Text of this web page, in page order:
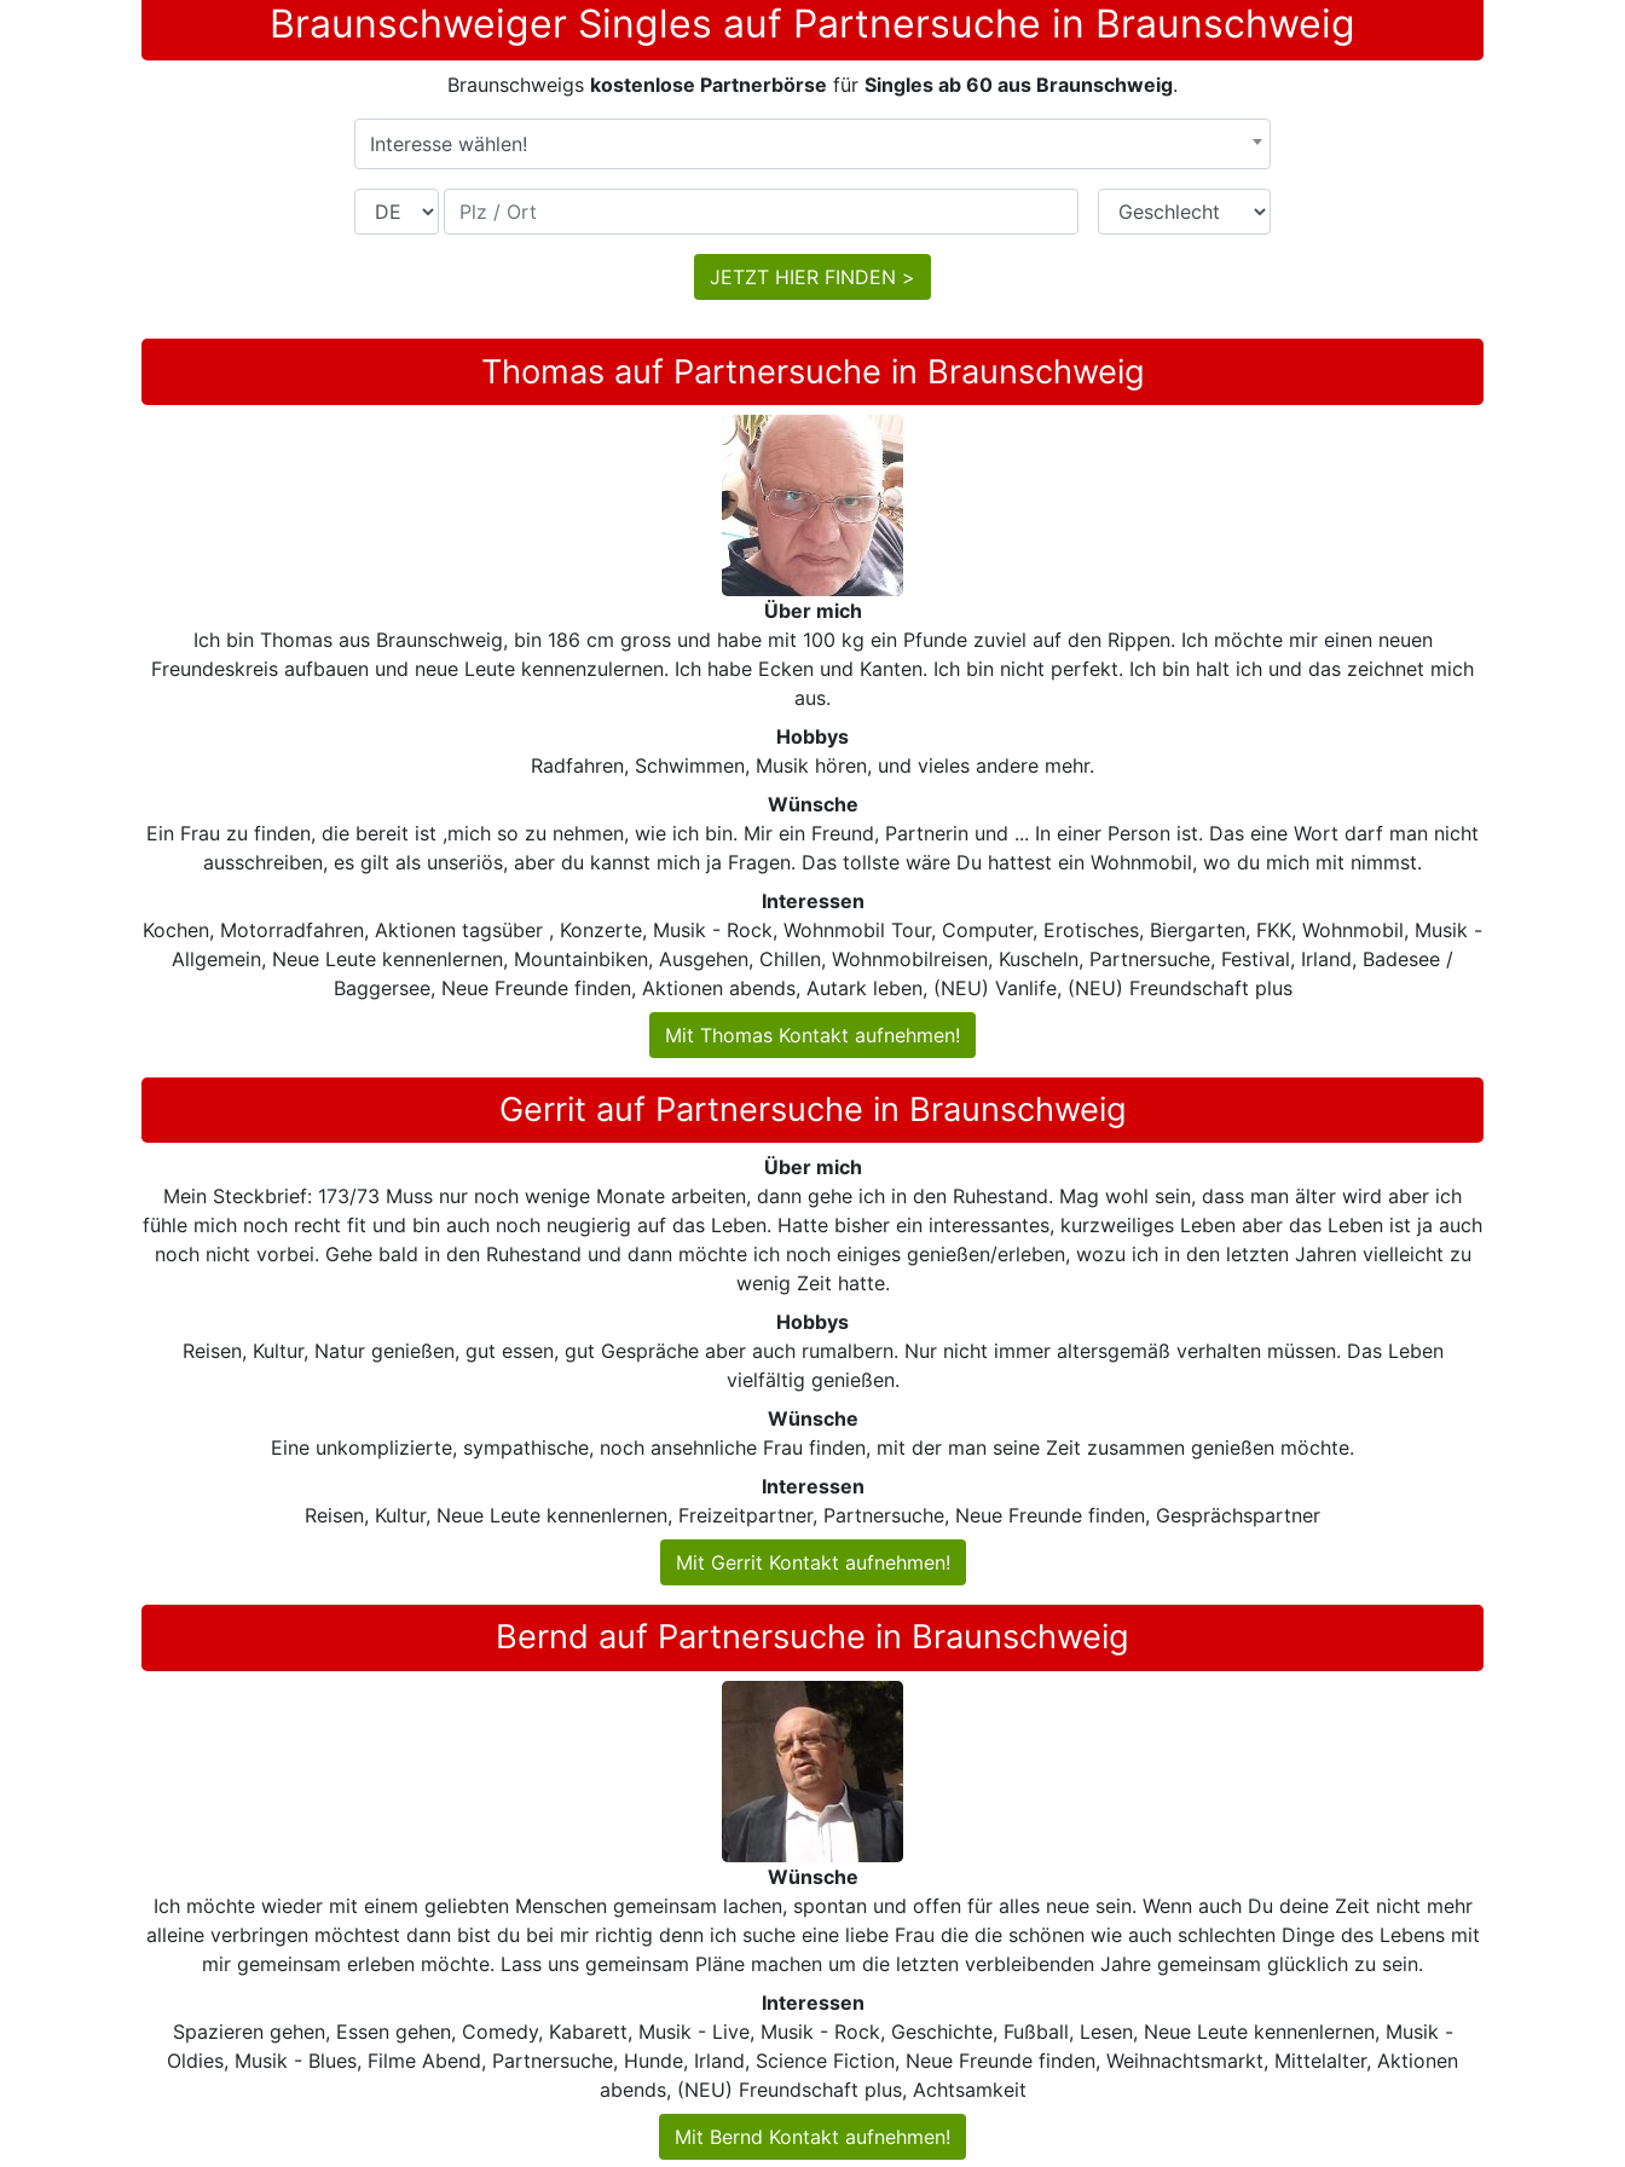
Braunschweiger Singles auf Partnersuche in Braunschweig
Braunschweigs kostenlose Partnerbörse für Singles ab 60 aus Braunschweig.
Interesse wählen!
Land Plz / Ort Geschlecht
JETZT HIER FINDEN >
Thomas auf Partnersuche in Braunschweig
Über mich
Ich bin Thomas aus Braunschweig, bin 186 cm gross und habe mit 100 kg ein Pfunde zuviel auf den Rippen. Ich möchte mir einen neuen
Freundeskreis aufbauen und neue Leute kennenzulernen. Ich habe Ecken und Kanten. Ich bin nicht perfekt. Ich bin halt ich und das zeichnet mich
aus.
Hobbys
Radfahren, Schwimmen, Musik hören, und vieles andere mehr.
Wünsche
Ein Frau zu finden, die bereit ist ,mich so zu nehmen, wie ich bin. Mir ein Freund, Partnerin und ... In einer Person ist. Das eine Wort darf man nicht
ausschreiben, es gilt als unseriös, aber du kannst mich ja Fragen. Das tollste wäre Du hattest ein Wohnmobil, wo du mich mit nimmst.
Interessen
Kochen, Motorradfahren, Aktionen tagsüber , Konzerte, Musik - Rock, Wohnmobil Tour, Computer, Erotisches, Biergarten, FKK, Wohnmobil, Musik -
Allgemein, Neue Leute kennenlernen, Mountainbiken, Ausgehen, Chillen, Wohnmobilreisen, Kuscheln, Partnersuche, Festival, Irland, Badesee /
Baggersee, Neue Freunde finden, Aktionen abends, Autark leben, (NEU) Vanlife, (NEU) Freundschaft plus
Mit Thomas Kontakt aufnehmen!
Gerrit auf Partnersuche in Braunschweig
Über mich
Mein Steckbrief: 173/73 Muss nur noch wenige Monate arbeiten, dann gehe ich in den Ruhestand. Mag wohl sein, dass man älter wird aber ich
fühle mich noch recht fit und bin auch noch neugierig auf das Leben. Hatte bisher ein interessantes, kurzweiliges Leben aber das Leben ist ja auch
noch nicht vorbei. Gehe bald in den Ruhestand und dann möchte ich noch einiges genießen/erleben, wozu ich in den letzten Jahren vielleicht zu
wenig Zeit hatte.
Hobbys
Reisen, Kultur, Natur genießen, gut essen, gut Gespräche aber auch rumalbern. Nur nicht immer altersgemäß verhalten müssen. Das Leben
vielfältig genießen.
Wünsche
Eine unkomplizierte, sympathische, noch ansehnliche Frau finden, mit der man seine Zeit zusammen genießen möchte.
Interessen
Reisen, Kultur, Neue Leute kennenlernen, Freizeitpartner, Partnersuche, Neue Freunde finden, Gesprächspartner
Mit Gerrit Kontakt aufnehmen!
Bernd auf Partnersuche in Braunschweig
Wünsche
Ich möchte wieder mit einem geliebten Menschen gemeinsam lachen, spontan und offen für alles neue sein. Wenn auch Du deine Zeit nicht mehr
alleine verbringen möchtest dann bist du bei mir richtig denn ich suche eine liebe Frau die die schönen wie auch schlechten Dinge des Lebens mit
mir gemeinsam erleben möchte. Lass uns gemeinsam Pläne machen um die letzten verbleibenden Jahre gemeinsam glücklich zu sein.
Interessen
Spazieren gehen, Essen gehen, Comedy, Kabarett, Musik - Live, Musik - Rock, Geschichte, Fußball, Lesen, Neue Leute kennenlernen, Musik -
Oldies, Musik - Blues, Filme Abend, Partnersuche, Hunde, Irland, Science Fiction, Neue Freunde finden, Weihnachtsmarkt, Mittelalter, Aktionen
abends, (NEU) Freundschaft plus, Achtsamkeit
Mit Bernd Kontakt aufnehmen!